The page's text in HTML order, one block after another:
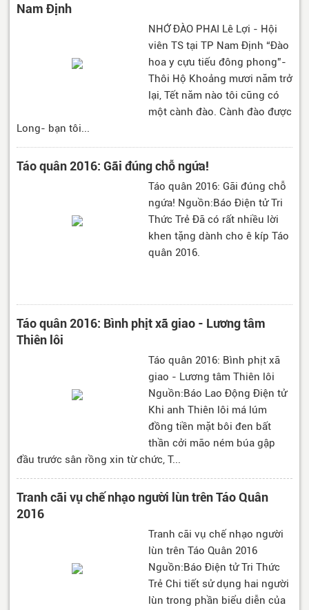
Nam Định
NHỚ ĐÀO PHAI Lê Lợi - Hội
viên TS tại TP Nam Định “Đào
hoa y cựu tiếu đông phong”-
Thôi Hộ Khoảng mươi năm trở
lại, Tết năm nào tôi cũng có
một cành đào. Cành đào được
Long- bạn tôi...
Táo quân 2016: Gãi đúng chỗ ngứa!
Táo quân 2016: Gãi đúng chỗ
ngứa! Nguồn:Báo Điện tử Tri
Thức Trẻ Đã có rất nhiều lời
khen tặng dành cho ê kíp Táo
quân 2016.
Táo quân 2016: Bình phịt xã giao - Lương tâm
Thiên lôi
Táo quân 2016: Bình phịt xã
giao - Lương tâm Thiên lôi
Nguồn:Báo Lao Động Điện tử
Khi anh Thiên lôi má lúm
đồng tiền mặt bôi đen bất
thần cởi mão ném búa gập
đầu trước sân rồng xin từ chức, T...
Tranh cãi vụ chế nhạo người lùn trên Táo Quân
2016
Tranh cãi vụ chế nhạo người
lùn trên Táo Quân 2016
Nguồn:Báo Điện tử Tri Thức
Trẻ Chi tiết sử dụng hai người
lùn trong phần biểu diễn của